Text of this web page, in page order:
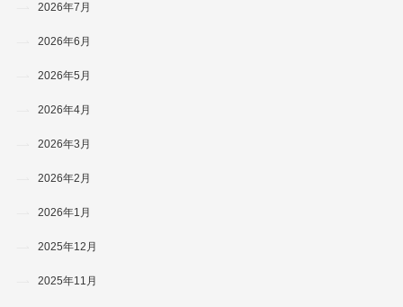
2026年7月
2026年6月
2026年5月
2026年4月
2026年3月
2026年2月
2026年1月
2025年12月
2025年11月